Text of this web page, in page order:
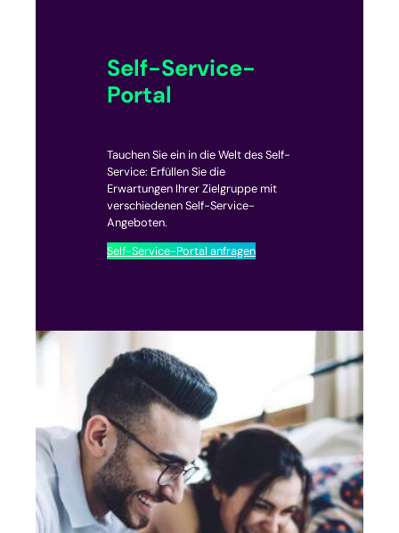
Self-Service-
Portal
Tauchen Sie ein in die Welt des Self-
Service: Erfüllen Sie die
Erwartungen Ihrer Zielgruppe mit
verschiedenen Self-Service-
Angeboten.
Self-Service-Portal anfragen